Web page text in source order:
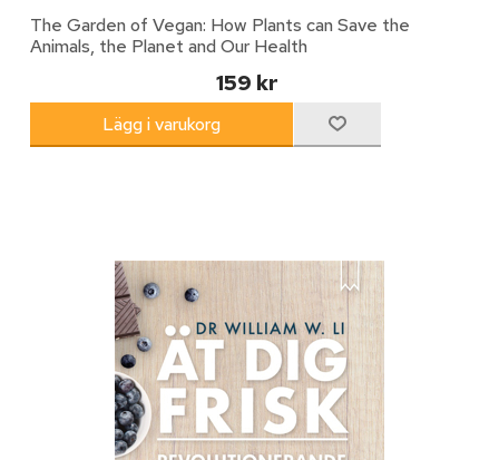
The Garden of Vegan: How Plants can Save the
Animals, the Planet and Our Health
159 kr